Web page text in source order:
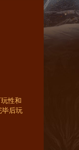
性和
毕后玩